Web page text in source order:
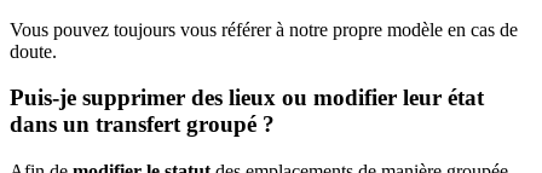
Vous pouvez toujours vous référer à notre propre modèle en cas de
doute.
Puis-je supprimer des lieux ou modifier leur état
dans un transfert groupé ?